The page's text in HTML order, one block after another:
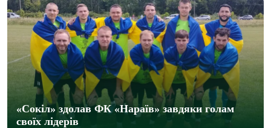
«Сокіл» здолав ФК «Нараїв» завдяки голам
своїх лідерів